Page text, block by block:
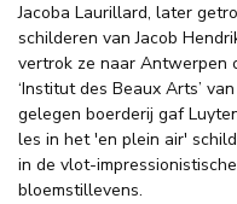
Jacoba Laurillard, later
schilderen van Jacob
vertrok ze naar Antwerpen
‘Institut des Beaux Arts’
gelegen boerderij gaf
les in het 'en plein air'
in de vlot-
bloemstillevens.